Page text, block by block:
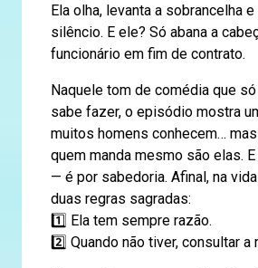
Ela olha, levanta a sobrancelha
silêncio. E ele? Só abana a
funcionário em fim de contrato.
Naquele tom de comédia que só
sabe fazer, o episódio mostra
muitos homens conhecem…
quem manda mesmo são elas.
— é por sabedoria. Afinal, na
duas regras sagradas:
1️⃣ Ela tem sempre razão.
2️⃣ Quando não tiver, consultar a